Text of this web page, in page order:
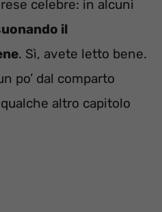
celebre: in alcuni
il
. Sì, avete letto bene.
po’ dal comparto
altro capitolo